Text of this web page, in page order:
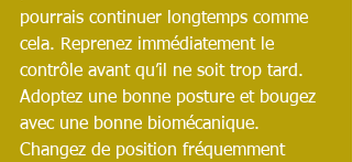
pourrais continuer longtemps comme
cela. Reprenez immédiatement le
contrôle avant qu’il ne soit trop tard.
Adoptez une bonne posture et bougez
avec une bonne biomécanique.
Changez de position fréquemment